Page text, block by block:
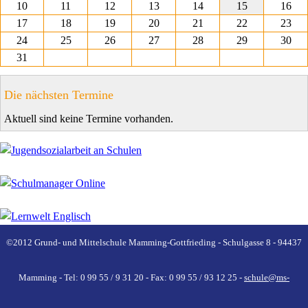
10
11 12 13 14 15
16
17
18 19 20 21 22
23
24
25 26 27 28 29
30
31
Die nächsten Termine
Aktuell sind keine Termine vorhanden.
©2012 Grund- und Mittelschule Mamming-Gottfrieding - Schulgasse 8 - 94437
Mamming - Tel: 0 99 55 / 9 31 20 - Fax: 0 99 55 / 93 12 25 - schule@ms-